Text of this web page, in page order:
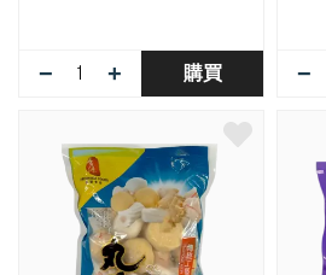
− + 購買 −